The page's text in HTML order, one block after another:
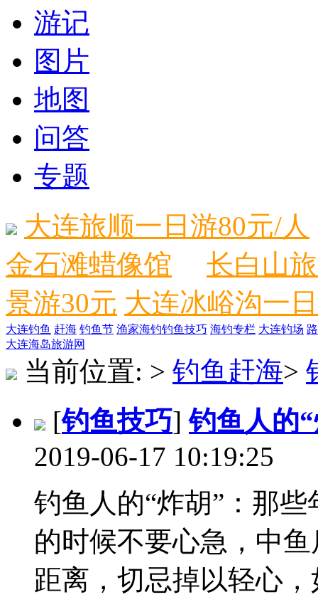
游记
图片
地图
问答
专题
大连旅顺一日游80元/人
金石滩蜡像馆
长白山
景游30元 大连冰峪沟一
大连钓鱼 赶海 钓鱼节 渔家海钓钓鱼技巧 海钓专栏 大连钓场
大连海岛旅游网
当前位置: > 钓鱼赶海>
[钓鱼技巧]钓鱼人的
2019-06-17 10:19:25
钓鱼人的“炸胡”：那
的时候不要心急，中
距离，切忌掉以轻心